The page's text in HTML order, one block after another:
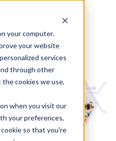
your computer.
your website
services
through other
cookies we use,
when you visit our
your preferences,
so that you're